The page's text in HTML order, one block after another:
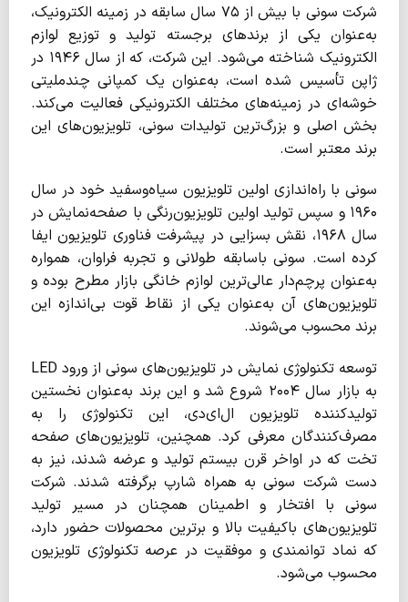
شرکت سونی با بیش از ۷۵ سال سابقه در زمینه الکترونیک،
به‌عنوان یکی از برندهای برجسته تولید و توزیع لوازم
الکترونیک شناخته می‌شود. این شرکت، که از سال ۱۹۴۶ در
ژاپن تأسیس شده است، به‌عنوان یک کمپانی چندملیتی
خوشه‌ای در زمینه‌های مختلف الکترونیکی فعالیت می‌کند.
بخش اصلی و بزرگ‌ترین تولیدات سونی، تلویزیون‌های این
برند معتبر است.
سونی با راه‌اندازی اولین تلویزیون سیاه‌وسفید خود در سال
۱۹۶۰ و سپس تولید اولین تلویزیون‌رنگی با صفحه‌نمایش در
سال ۱۹۶۸، نقش بسزایی در پیشرفت فناوری تلویزیون ایفا
کرده است. سونی باسابقه طولانی و تجربه فراوان، همواره
به‌عنوان پرچم‌دار عالی‌ترین لوازم خانگی بازار مطرح بوده و
تلویزیون‌های آن به‌عنوان یکی از نقاط قوت بی‌اندازه این
برند محسوب می‌شوند.
توسعه تکنولوژی نمایش در تلویزیون‌های سونی از ورود LED
به بازار سال ۲۰۰۴ شروع شد و این برند به‌عنوان نخستین
تولیدکننده تلویزیون ال‌ای‌دی، این تکنولوژی را به
مصرف‌کنندگان معرفی کرد. همچنین، تلویزیون‌های صفحه
تخت که در اواخر قرن بیستم تولید و عرضه شدند، نیز به
دست شرکت سونی به همراه شارپ برگرفته شدند. شرکت
سونی با افتخار و اطمینان همچنان در مسیر تولید
تلویزیون‌های باکیفیت بالا و برترین محصولات حضور دارد،
که نماد توانمندی و موفقیت در عرصه تکنولوژی تلویزیون
محسوب می‌شود.